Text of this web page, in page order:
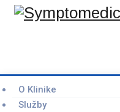
OBJEDNAŤ KONZULTÁCIU
O Klinike
Služby
Probiotiká